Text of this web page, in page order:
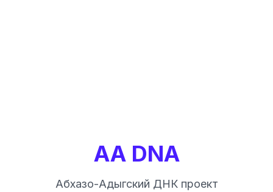
AA DNA
Абхазо-Адыгский ДНК проект